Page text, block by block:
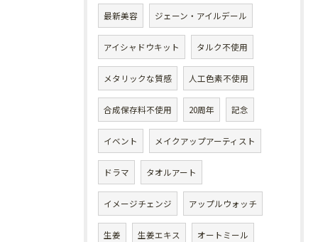
最新美容 ジェーン・アイルデール
アイシャドウキット タルク不使用
メタリックな質感 人工色素不使用
合成保存料不使用 20周年 記念
イベント メイクアップアーティスト
ドラマ タオルアート
イメージチェンジ アップルウォッチ
生姜 生姜エキス オートミール